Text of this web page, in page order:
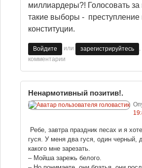
миллиардеры?! Голосовать за
такие выборы - преступление
конституции.
Войдите или зарегистрируйтесь
комментарии
Ненармотивный позитив!.
Ребе, завтра праздник песах и я
гуся. У меня два гуся, один черный,
какого мне зарезать.
– Мойша зарежь белого.